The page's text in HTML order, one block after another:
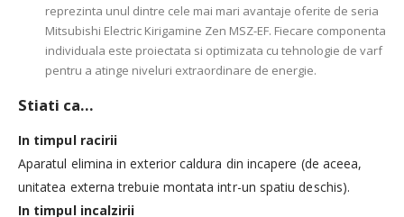
reprezinta unul dintre cele mai mari avantaje oferite de seria
Mitsubishi Electric Kirigamine Zen MSZ-EF. Fiecare componenta
individuala este proiectata si optimizata cu tehnologie de varf
pentru a atinge niveluri extraordinare de energie.
Stiati ca…
In timpul racirii
Aparatul elimina in exterior caldura din incapere (de aceea,
unitatea externa trebuie montata intr-un spatiu deschis).
In timpul incalzirii